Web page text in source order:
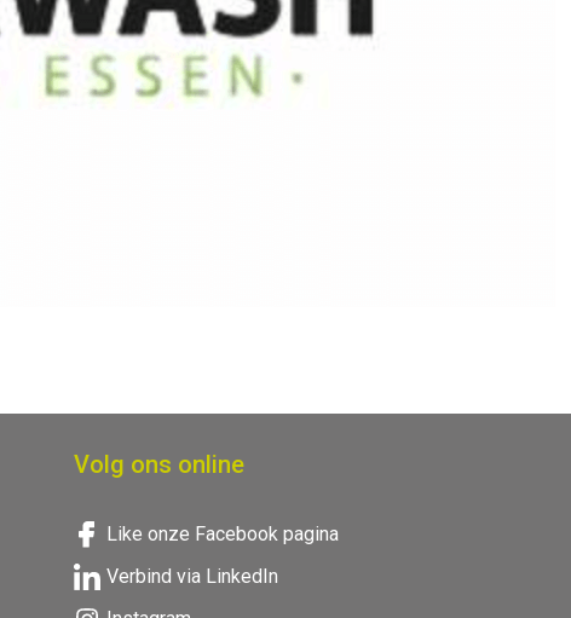
Volg ons online
Like onze Facebook pagina
Verbind via LinkedIn